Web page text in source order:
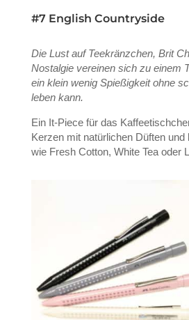
#7 English Countryside
Die Lust auf Teekränzchen, Brit
Nostalgie vereinen sich zu einem
ein klein wenig Spießigkeit ohne
leben kann.
Ein It-Piece für das
Kerzen mit natürlichen Düften
wie Fresh Cotton, White Tea oder